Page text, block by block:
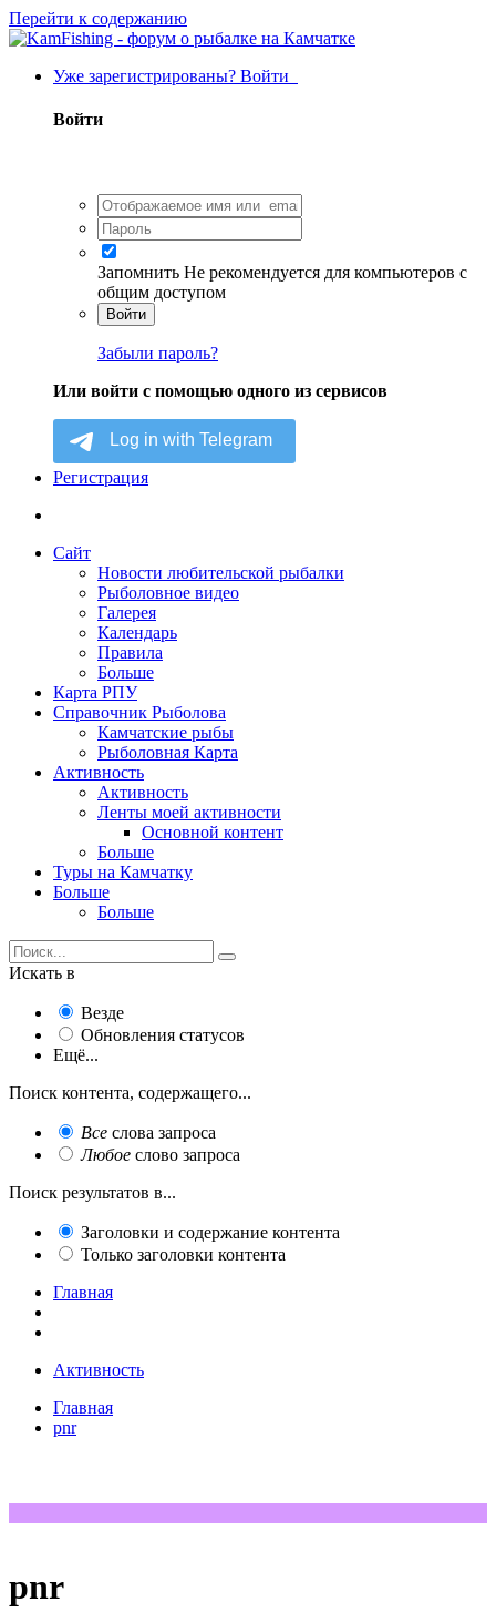
Перейти к содержанию
Уже зарегистрированы? Войти
Войти
Запомнить Не рекомендуется для компьютеров с
общим доступом
Войти
Забыли пароль?
Или войти с помощью одного из сервисов
Регистрация
Сайт
Новости любительской рыбалки
Рыболовное видео
Галерея
Календарь
Правила
Больше
Карта РПУ
Справочник Рыболова
Камчатские рыбы
Рыболовная Карта
Активность
Активность
Ленты моей активности
Основной контент
Больше
Туры на Камчатку
Больше
Больше
Искать в
Везде
Обновления статусов
Ещё...
Поиск контента, содержащего...
Все слова запроса
Любое слово запроса
Поиск результатов в...
Заголовки и содержание контента
Только заголовки контента
Главная
Активность
Главная
pnr
pnr